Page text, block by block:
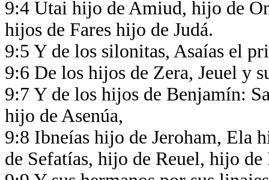
9:4 Utai hijo de Amiud, hijo de
hijos de Fares hijo de Judá.
9:5 Y de los silonitas, Asaías el
9:6 De los hijos de Zera, Jeuel y
9:7 Y de los hijos de Benjamín:
hijo de Asenúa,
9:8 Ibneías hijo de Jeroham,
de Sefatías, hijo de Reuel, hijo